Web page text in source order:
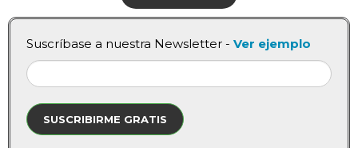
Suscríbase a nuestra Newsletter - Ver ejemplo
SUSCRIBIRME GRATIS